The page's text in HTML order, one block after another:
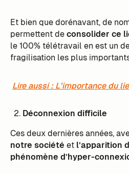
Et bien que dorénavant, de
permettent deconsolider ce
le 100% télétravail en est un
fragilisation les plus
Lire aussi : L’importance du
Déconnexion difficile
Ces deux dernières années,
notre société et l’apparition
phénomène d’hyper-